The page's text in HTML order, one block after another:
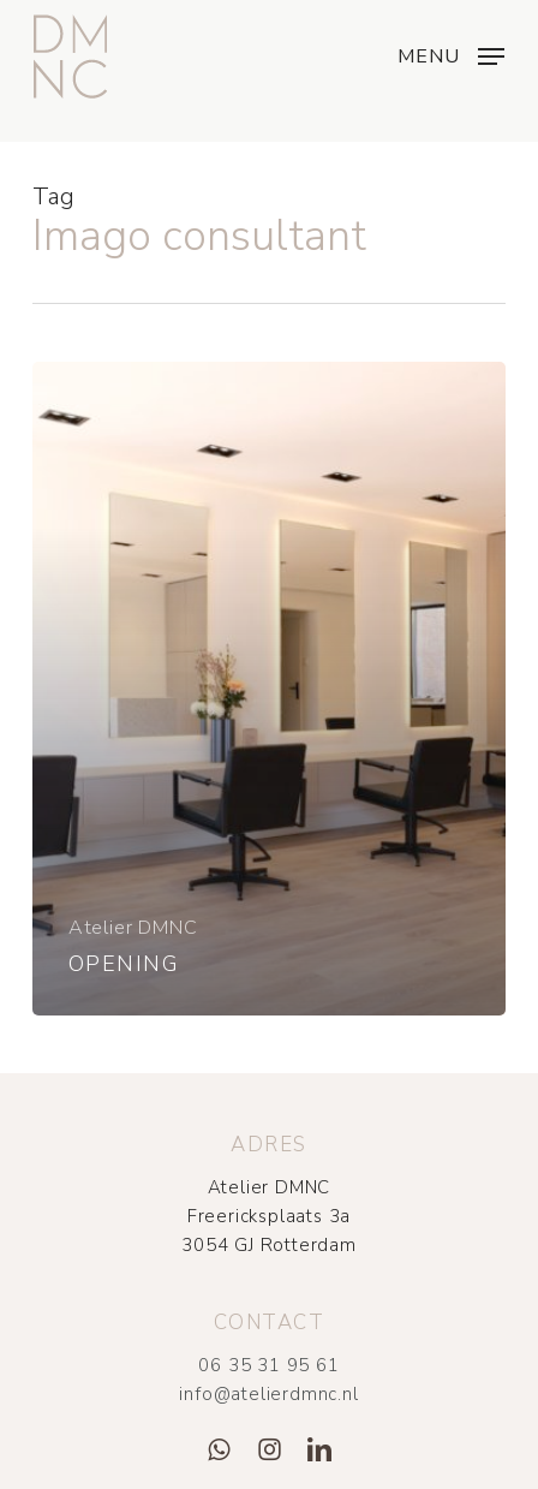
Skip
main
content
MENU
Tag
Imago consultant
Atelier DMNC
OPENING
ADRES
Atelier DMNC
Freericksplaats 3a
3054 GJ Rotterdam
CONTACT
06 35 31 95 61
info@atelierdmnc.nl